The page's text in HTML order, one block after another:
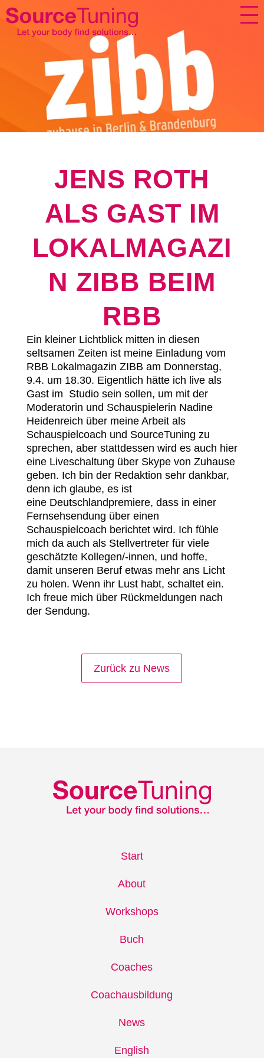
JENS ROTH
ALS GAST IM
LOKALMAGAZI
N ZIBB BEIM
RBB
Ein kleiner Lichtblick mitten in diesen
seltsamen Zeiten ist meine Einladung vom
RBB Lokalmagazin ZIBB am Donnerstag,
9.4. um 18.30. Eigentlich hätte ich live als
Gast im Studio sein sollen, um mit der
Moderatorin und Schauspielerin Nadine
Heidenreich über meine Arbeit als
Schauspielcoach und SourceTuning zu
sprechen, aber stattdessen wird es auch hier
eine Liveschaltung über Skype von Zuhause
geben. Ich bin der Redaktion sehr dankbar,
denn ich glaube, es ist
eine Deutschlandpremiere, dass in einer
Fernsehsendung über einen
Schauspielcoach berichtet wird. Ich fühle
mich da auch als Stellvertreter für viele
geschätzte Kollegen/-innen, und hoffe,
damit unseren Beruf etwas mehr ans Licht
zu holen. Wenn ihr Lust habt, schaltet ein.
Ich freue mich über Rückmeldungen nach
der Sendung.
Zurück zu News
Start
About
Workshops
Buch
Coaches
Coachausbildung
News
English